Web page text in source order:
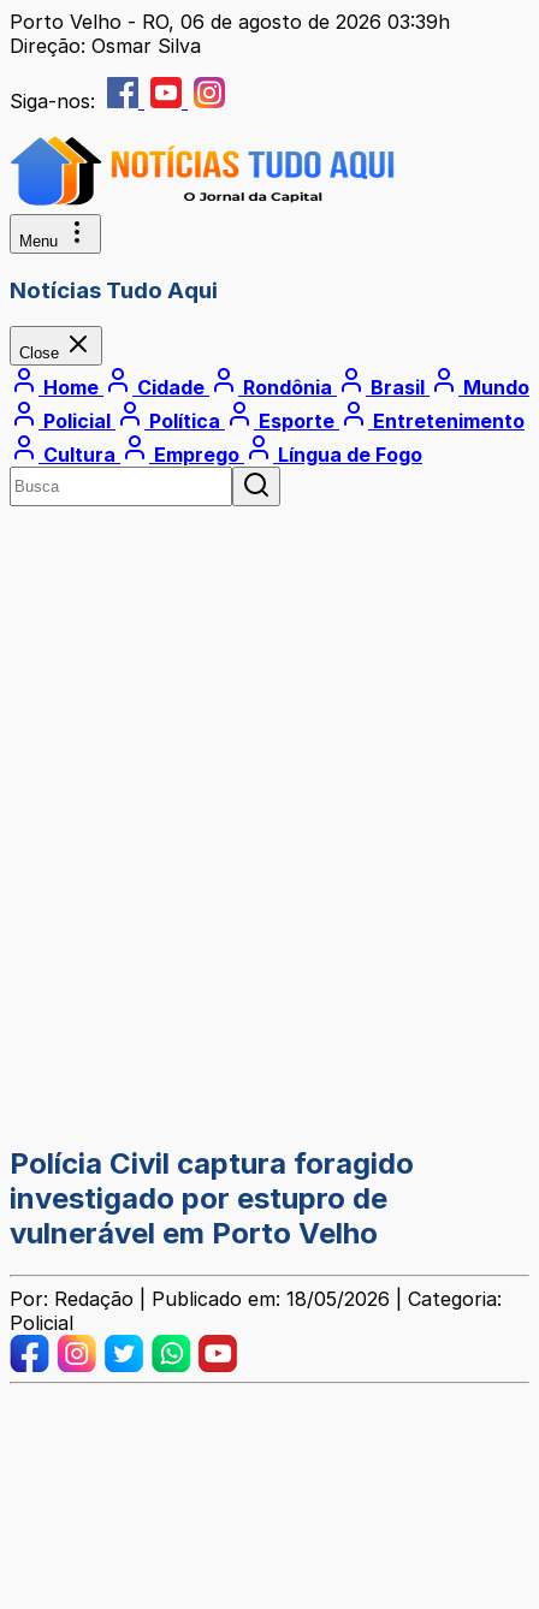
Porto Velho - RO, 06 de agosto de 2026 03:39h
Direção: Osmar Silva
Siga-nos:
Menu
Notícias Tudo Aqui
Close
Home Cidade Rondônia Brasil
Mundo
Policial
Política Esporte
Entretenimento
Cultura
Emprego Língua de Fogo
Polícia Civil captura foragido
investigado por estupro de
vulnerável em Porto Velho
Por: Redação | Publicado em: 18/05/2026 | Categoria:
Policial